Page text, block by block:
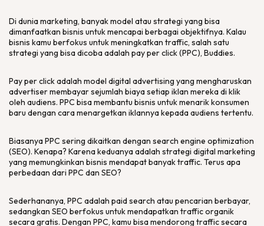
Di duniamarketing, banyak model atau strategi yang bisa
dimanfaatkan bisnis untuk mencapai berbagai objektifnya. Kalau
bisnis kamu berfokus untuk meningkatkan traffic, salah satu
strategi yang bisa dicoba adalah pay per click(PPC), Buddies.
Pay per clickadalah model digital advertising yang mengharuskan
advertisermembayar sejumlah biaya setiap iklan mereka di klik
oleh audiens. PPC bisa membantu bisnis untuk menarik konsumen
baru dengan cara menargetkan iklannya kepada audiens tertentu.
Biasanya PPC sering dikaitkan dengan search engine optimization
(SEO). Kenapa? Karena keduanya adalah strategi digital marketing
yang memungkinkan bisnis mendapat banyaktraffic. Terus apa
perbedaan dari PPC dan SEO?
Sederhananya, PPC adalah paid search atau pencarian berbayar,
sedangkan SEO berfokus untuk mendapatkan trafficorganik
secara gratis. Dengan PPC, kamu bisa mendorong trafficsecara